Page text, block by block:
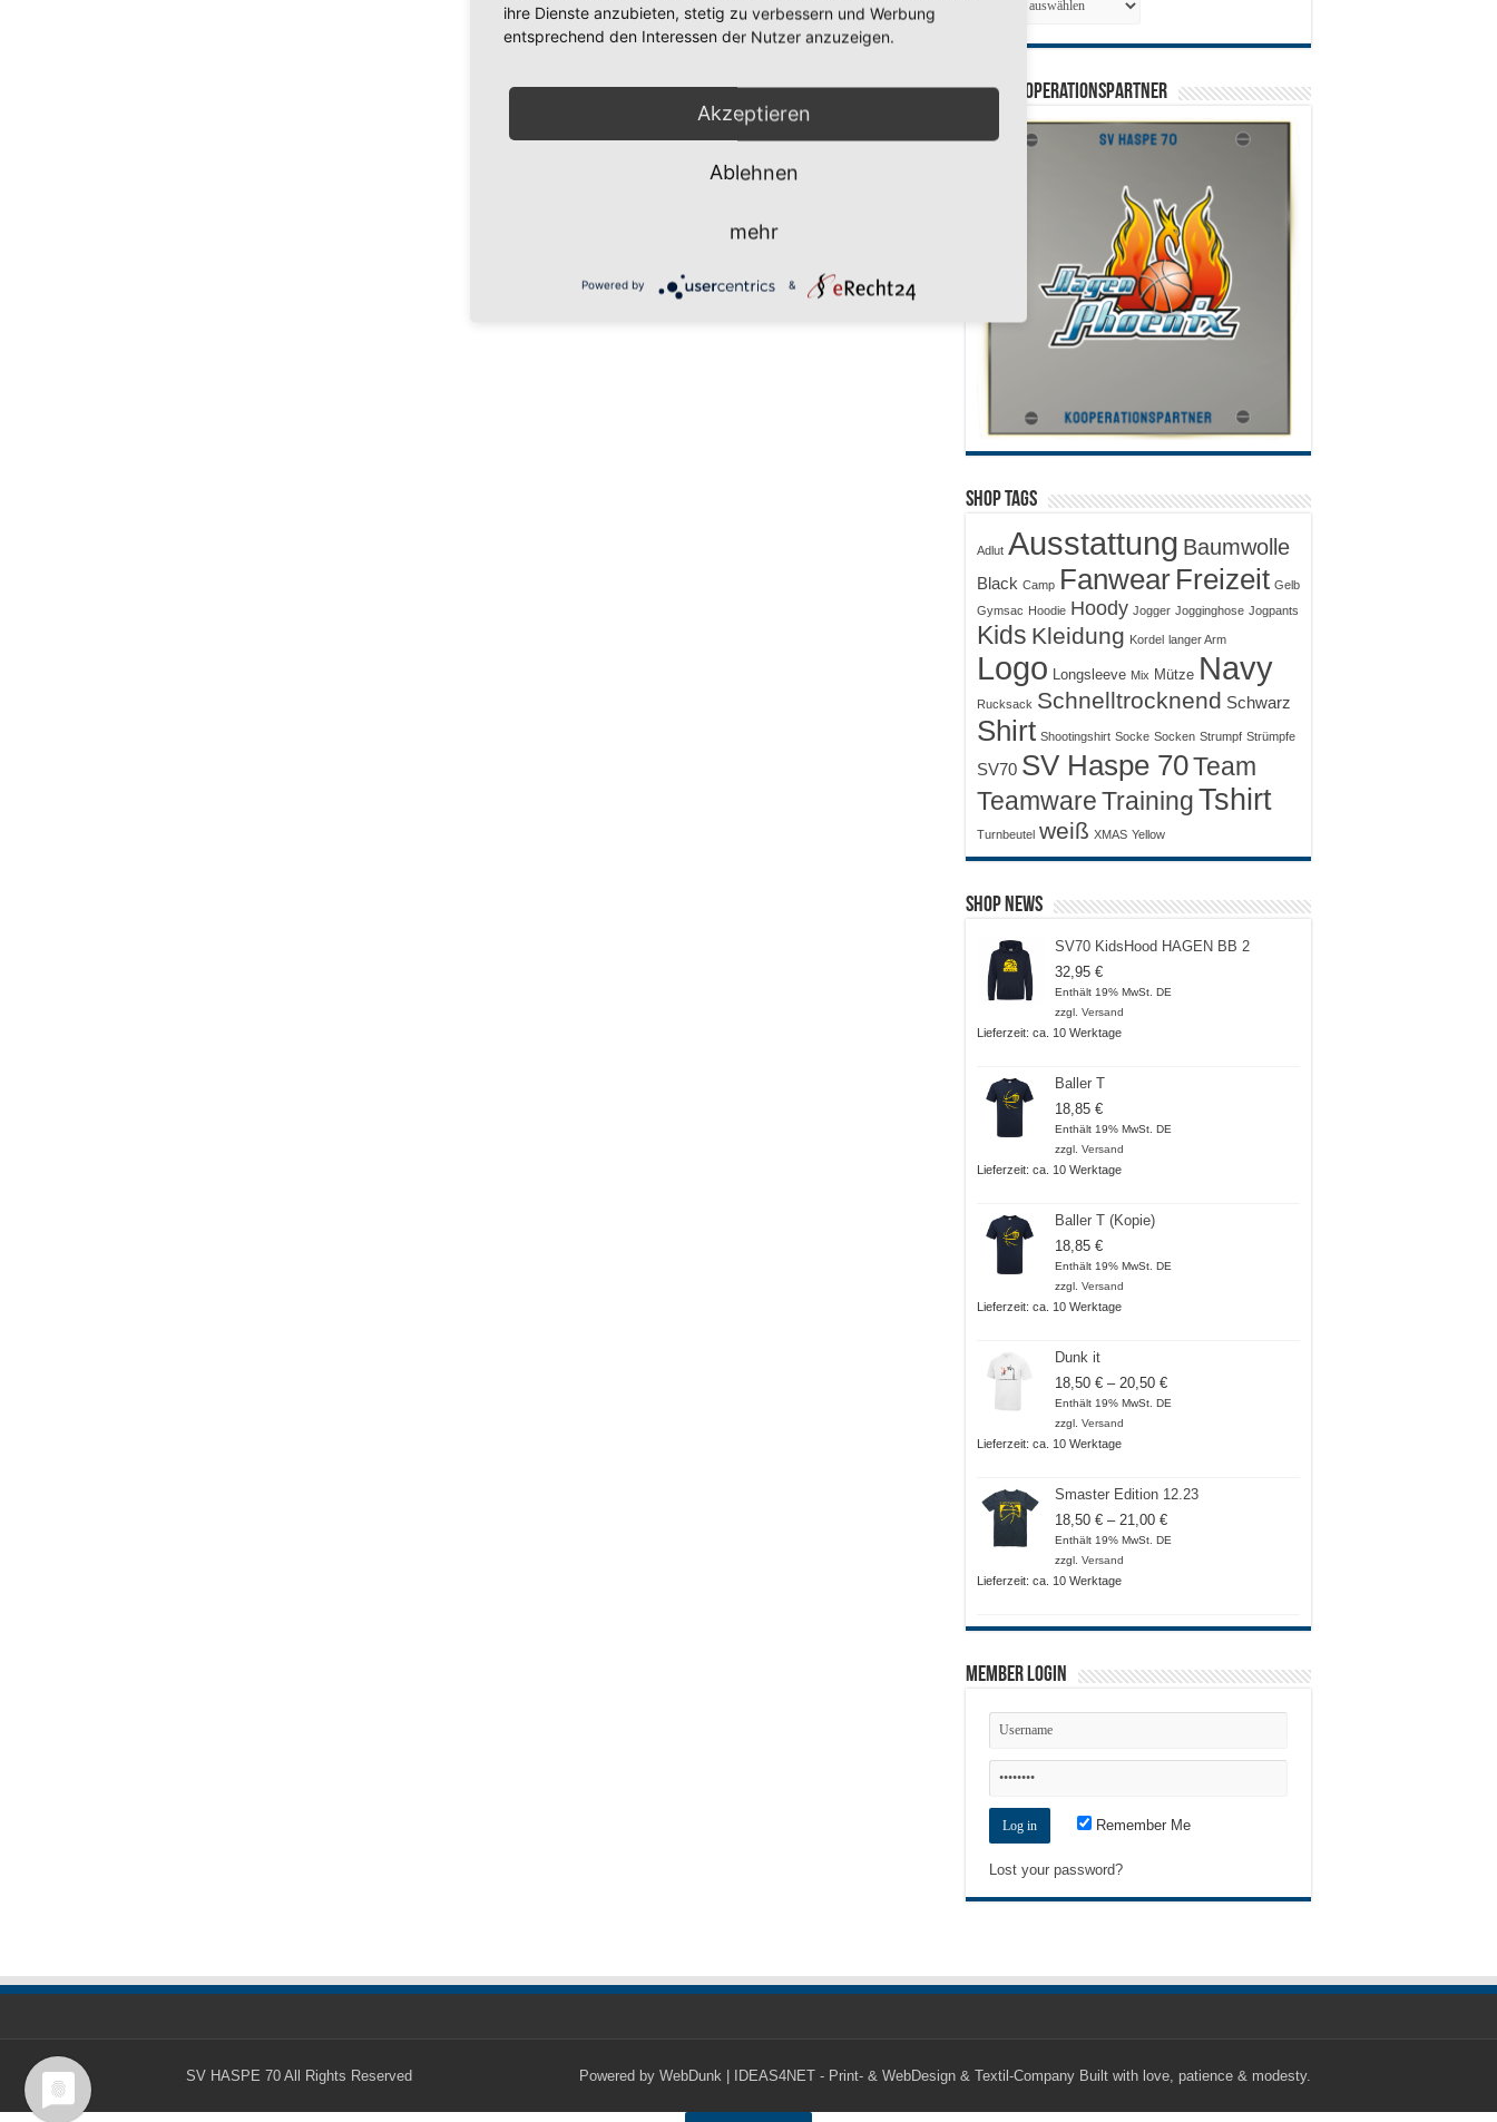
SV 70 Kooperationspartner
Shop Tags
Adlut Ausstattung Baumwolle
Black Camp Fanwear Freizeit Gelb
Gymsac Hoodie Hoody Jogger Jogginghose Jogpants
Kids Kleidung Kordel langer Arm
Logo Longsleeve Mix Mütze Navy
Rucksack Schnelltrocknend Schwarz
Shirt Shootingshirt Socke Socken Strumpf Strümpfe
SV70 SV Haspe 70Team
Teamware TrainingTshirt
Turnbeutel weiß XMAS Yellow
Shop News
SV70 KidsHood HAGEN BB 2
32,95 €
Enthält 19% MwSt. DE
zzgl. Versand
Lieferzeit: ca. 10 Werktage
Baller T
18,85 €
Enthält 19% MwSt. DE
zzgl. Versand
Lieferzeit: ca. 10 Werktage
Baller T (Kopie)
18,85 €
Enthält 19% MwSt. DE
zzgl. Versand
Lieferzeit: ca. 10 Werktage
Dunk it
18,50 € – 20,50 €Preisspanne:
18,50 €
Enthält 19% MwSt. DE
zzgl. Versand
Lieferzeit: ca. 10 Werktage
Smaster Edition 12.23
18,50 € – 21,00 €Preisspanne:
18,50 €
Enthält 19% MwSt. DE
zzgl. Versand
Lieferzeit: ca. 10 Werktage
Member Login
Remember Me
Lost your password?
Powered by WebDunk | IDEAS4NET - Print- & WebDesign & Textil-Company Built with love, patience & modesty.
SV HASPE 70 All Rights Reserved
ihre Dienste anzubieten, stetig zu verbessern und Werbung
entsprechend den Interessen der Nutzer anzuzeigen.
Akzeptieren
Ablehnen
mehr
Powered by &